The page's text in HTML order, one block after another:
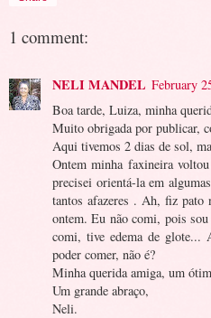
1 comment:
NELI MANDEL February
Boa tarde, Luiza, minha
Muito obrigada por publicar,
Aqui tivemos 2 dias de sol,
Ontem minha faxineira
precisei orientá-la em
tantos afazeres . Ah, fiz pato
ontem. Eu não comi, pois
comi, tive edema de glote...
poder comer, não é?
Minha querida amiga, um
Um grande abraço,
Neli.